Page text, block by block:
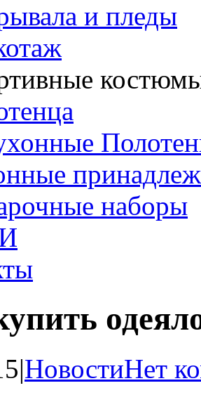
и пледы
наборы
|НовостиНет